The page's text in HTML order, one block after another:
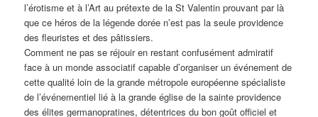
l’érotisme et à l’Art au prétexte de la St Valentin prouvant par là
que ce héros de la légende dorée n’est pas la seule providence
des fleuristes et des pâtissiers.
Comment ne pas se réjouir en restant confusément admiratif
face à un monde associatif capable d’organiser un événement de
cette qualité loin de la grande métropole européenne spécialiste
de l’événementiel lié à la grande église de la sainte providence
des élites germanopratines, détentrices du bon goût officiel et